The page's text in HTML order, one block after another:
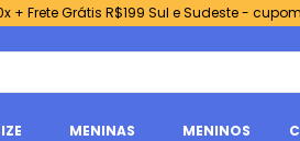
+ Frete Grátis R$199 Sul e Sudeste - cupom
MENINAS MENINOS